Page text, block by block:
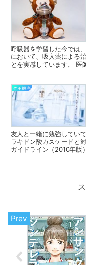
呼吸器を学習した今では
において、吸入薬による
とを実感しています。 医
作用機序
友人と一緒に勉強してい
ラキドン酸カスケードと
ガイドライン（2010年版